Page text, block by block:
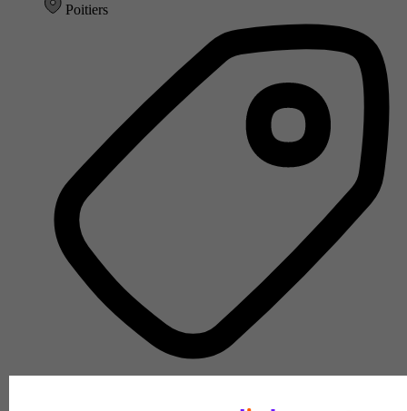
Poitiers